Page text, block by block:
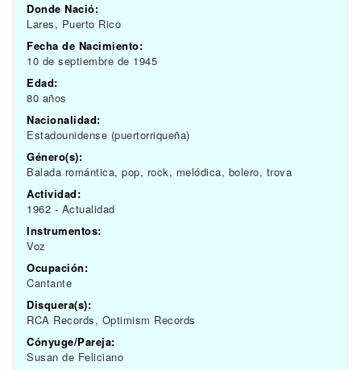
Donde Nació:
Lares, Puerto Rico
Fecha de Nacimiento:
10 de septiembre de 1945
Edad:
80 años
Nacionalidad:
Estadounidense (puertorriqueña)
Género(s):
Balada romántica, pop, rock, melódica, bolero, trova
Actividad:
1962 - Actualidad
Instrumentos:
Voz
Ocupación:
Cantante
Disquera(s):
RCA Records, Optimism Records
Cónyuge/Pareja:
Susan de Feliciano